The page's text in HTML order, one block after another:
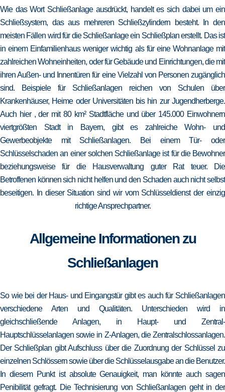
Wie das Wort Schließanlage ausdrückt, handelt es sich dabei um ein
Schließsystem, das aus mehreren Schließzylindern besteht. In den
meisten Fällen wird für die Schließanlage ein Schließplan erstellt. Das ist
in einem Einfamilienhaus weniger wichtig als für eine Wohnanlage mit
zahlreichen Wohneinheiten, oder für Gebäude und Einrichtungen, die mit
ihren Außen- und Innentüren für eine Vielzahl von Personen zugänglich
sind. Beispiele für Schließanlagen reichen von Schulen über
Krankenhäuser, Heime oder Universitäten bis hin zur Jugendherberge.
Auch hier , der mit 80 km² Stadtfläche und über 145.000 Einwohnern
viertgrößten Stadt in Bayern, gibt es zahlreiche Wohn- und
Gewerbeobjekte mit Schließanlagen. Bei einem Tür- oder
Schlüsselschaden an einer solchen Schließanlage ist für die Bewohner
beziehungsweise für die Hausverwaltung guter Rat teuer. Die
Betroffenen können sich nicht helfen und den Schaden auch nicht selbst
beseitigen. In dieser Situation sind wir vom Schlüsseldienst der einzig
richtige Ansprechpartner.
Allgemeine Informationen zu
Schließanlagen
So wie bei der Haus- und Eingangstür gibt es auch für Schließanlagen
verschiedene Arten und Qualitäten. Unterschieden wird in
gleichschließende Anlagen, in Haupt- und Zentral-
Hauptschlüsselanlagen sowie in Z-Anlagen, die Zentralschlossanlagen.
Der Schließplan gibt Aufschluss über die Zuordnung der Schlüssel zu
einzelnen Schlössern sowie über die Schlüsselausgabe an die Benutzer.
In diesem Punkt ist absolute Genauigkeit, man könnte auch sagen
Penibilität gefragt. Die Technisierung von Schließanlagen geht in der